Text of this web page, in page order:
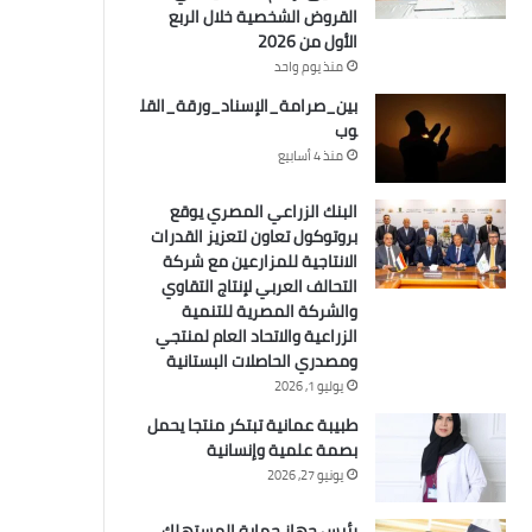
القروض الشخصية خلال الربع
الأول من 2026
منذ يوم واحد
بين_صرامة_الإسناد_ورقة_القل
وب
منذ 4 أسابيع
البنك الزراعي المصري يوقع
بروتوكول تعاون لتعزيز القدرات
الانتاجية للمزارعين مع شركة
التحالف العربي لإنتاج التقاوي
والشركة المصرية للتنمية
الزراعية والاتحاد العام لمنتجي
ومصدري الحاصلات البستانية
يوليو 1, 2026
طبيبة عمانية تبتكر منتجا يحمل
بصمة علمية وإنسانية
يونيو 27, 2026